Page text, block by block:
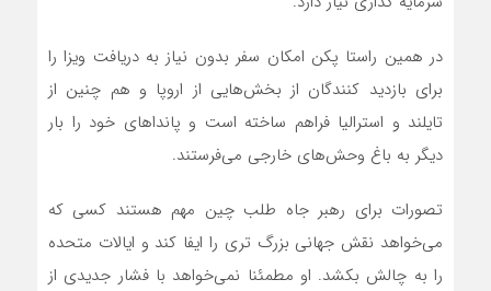
در همین راستا پکن امکان سفر بدون نیاز به دریافت ویزا را
برای بازدید کنندگان از بخش‌هایی از اروپا و هم چنین از
تایلند و استرالیا فراهم ساخته است و پاندا‌های خود را بار
دیگر به باغ وحش‌های خارجی می‌فرستند.
تصورات برای رهبر جاه طلب چین مهم هستند کسی که
می‌خواهد نقش جهانی بزرگ تری را ایفا کند و ایالات متحده
را به چالش بکشد. او مطمئنا نمی‌خواهد با فشار جدیدی از